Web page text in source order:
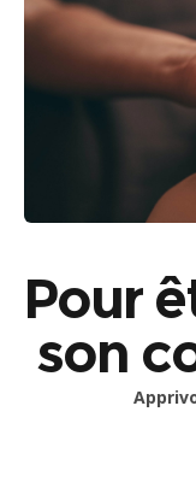
Pour
son